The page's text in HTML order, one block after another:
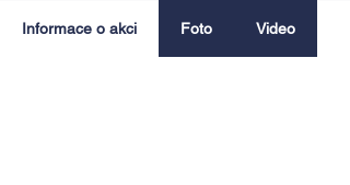
Informace o akci Foto Video